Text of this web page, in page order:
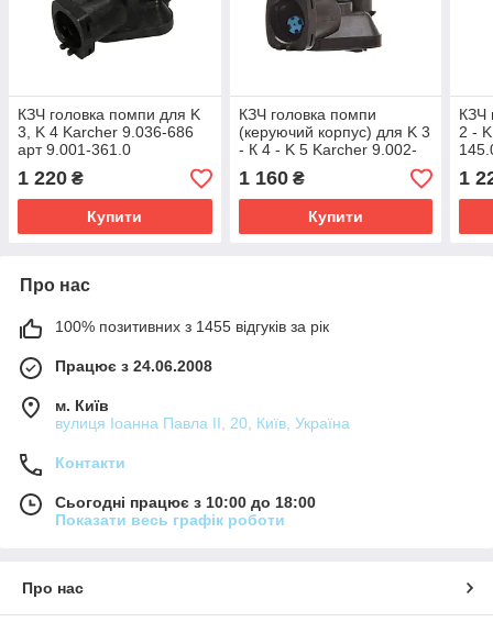
КЗЧ головка помпи для K
3, K 4 Karcher 9.036-686
арт 9.001-361.0
1 220 ₴
Купити
КЗЧ головка помпи
(керуючий корпус) для K 3
- К 4 - K 5 Karcher 9.002-
011.0
1 160₴
Купити
КЗЧ
2 -
1
Про нас
100% позитивних з 1455 відгуків за рік
Працює з 24.06.2008
м. Київ
вулиця Іоанна Павла ІІ, 20, Київ, Україна
Контакти
Сьогодні працює з 10:00 до 18:00
Показати весь графік роботи
Про нас